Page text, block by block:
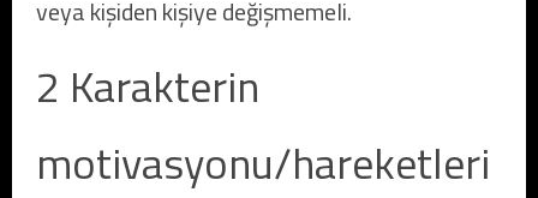
veya kişiden kişiye değişmemeli.
2 Karakterin
motivasyonu/hareketleri